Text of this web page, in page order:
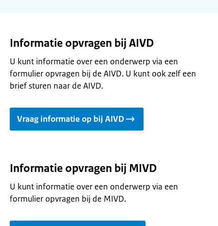
Informatie opvragen bij AIVD
U kunt informatie over een onderwerp via een
formulier opvragen bij de AIVD. U kunt ook zelf een
brief sturen naar de AIVD.
Vraag informatie op bij AIVD
Informatie opvragen bij MIVD
U kunt informatie over een onderwerp via een
formulier opvragen bij de MIVD.